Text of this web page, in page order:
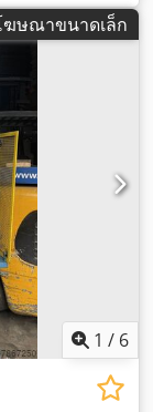
ฆษณาขนาดเล็ก
1 / 6